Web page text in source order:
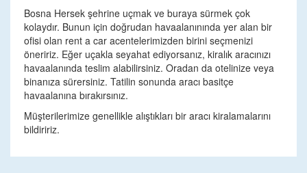
Bosna Hersek şehrine uçmak ve buraya sürmek çok
kolaydır. Bunun için doğrudan havaalanınında yer alan bir
ofisi olan rent a car acentelerimizden birini seçmenizi
öneririz. Eğer uçakla seyahat ediyorsanız, kiralık aracınızı
havaalanında teslim alabilirsiniz. Oradan da otelinize veya
binanıza sürersiniz. Tatilin sonunda aracı basitçe
havaalanına bırakırsınız.
Müşterilerimize genellikle alıştıkları bir aracı kiralamalarını
bildiririz.